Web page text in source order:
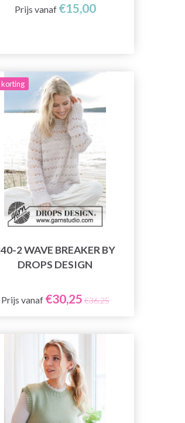
Prijs vanaf €15,00
korting
2 WAVE BREAKER BY
DROPS DESIGN
Prijs vanaf €30,25 €36,25